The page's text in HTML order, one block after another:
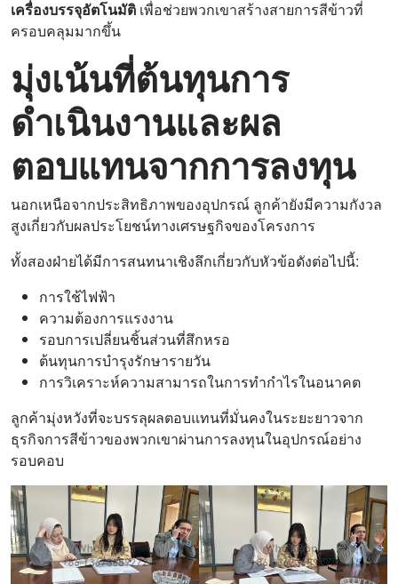
เครื่องบรรจุอัตโนมัติ เพื่อช่วยพวกเขาสร้างสายการสีข้าวที่
ครอบคลุมมากขึ้น
มุ่งเน้นที่ต้นทุนการ
ดำเนินงานและผล
ตอบแทนจากการลงทุน
นอกเหนือจากประสิทธิภาพของอุปกรณ์ ลูกค้ายังมีความกังวล
สูงเกี่ยวกับผลประโยชน์ทางเศรษฐกิจของโครงการ
ทั้งสองฝ่ายได้มีการสนทนาเชิงลึกเกี่ยวกับหัวข้อดังต่อไปนี้:
การใช้ไฟฟ้า
ความต้องการแรงงาน
รอบการเปลี่ยนชิ้นส่วนที่สึกหรอ
ต้นทุนการบำรุงรักษารายวัน
การวิเคราะห์ความสามารถในการทำกำไรในอนาคต
ลูกค้ามุ่งหวังที่จะบรรลุผลตอบแทนที่มั่นคงในระยะยาวจาก
ธุรกิจการสีข้าวของพวกเขาผ่านการลงทุนในอุปกรณ์อย่าง
รอบคอบ